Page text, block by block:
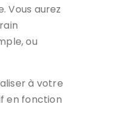
Vous aurez
ou
à votre
en fonction